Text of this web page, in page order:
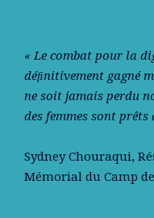
« Le combat pour la
déﬁnitivement gagné
ne soit jamais perdu
des femmes sont prêts
Sydney Chouraqui,
Mémorial du Camp